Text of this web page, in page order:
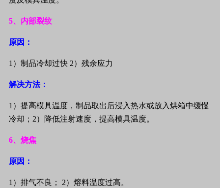
5、内部裂纹
原因：
1 ）制品冷却过快 2）残余应力
解决方法：
1 ）提高模具温度，制品取出后浸入热水或放入烘箱中缓慢
冷却； 2）降低注射速度，提高模具温度。
6、烧焦
原因：
1 ）排气不良； 2）熔料温度过高。